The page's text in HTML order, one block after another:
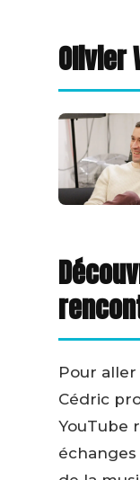
Olivier
Pour aller
Cédric
YouTube